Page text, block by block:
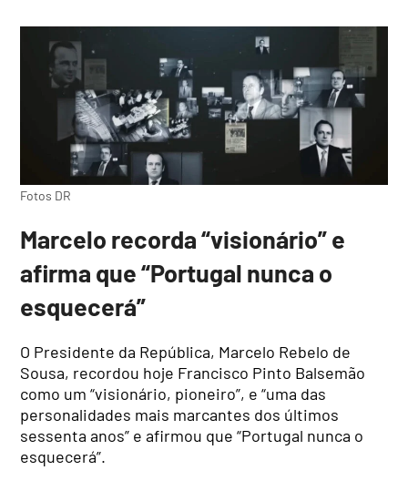
Fotos DR
Marcelo recorda “visionário” e
afirma que “Portugal nunca o
esquecerá”
O Presidente da República, Marcelo Rebelo de
Sousa, recordou hoje Francisco Pinto Balsemão
como um “visionário, pioneiro”, e “uma das
personalidades mais marcantes dos últimos
sessenta anos” e afirmou que “Portugal nunca o
esquecerá”.